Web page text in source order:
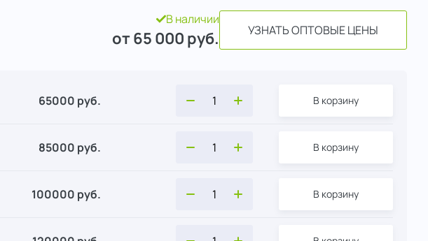
В наличии
от 65 000 руб. УЗНАТЬ ОПТОВЫЕ ЦЕНЫ
65000 руб. В корзину
85000 руб. В корзину
100000 руб. В корзину